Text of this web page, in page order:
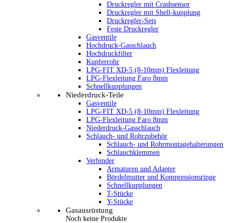
Druckregler mit Crashsensor
Druckregler mit Shell-kupplung
Druckregler-Sets
Feste Druckregler
Gasventile
Hochdruck-Gasschlauch
Hochdruckfilter
Kupferrohr
LPG-FIT XD-5 (8-10mm) Flexleitung
LPG-Flexleitung Faro 8mm
Schnellkupplungen
Niederdruck-Teile
Gasventile
LPG-FIT XD-5 (8-10mm) Flexleitung
LPG-Flexleitung Faro 8mm
Niederdruck-Gasschlauch
Schlauch- und Rohrzubehör
Schlauch- und Rohrmontagehalterungen
Schlauchklemmen
Verbinder
Armaturen und Adapter
Bördelmutter und Kompressionsringe
Schnellkupplungen
T-Stücke
Y-Stücke
Gasausrüstung
Noch keine Produkte